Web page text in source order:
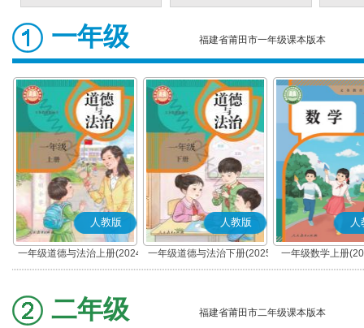
一年级 福建省莆田市一年级课本版本
人教版
一年级道德与法治上册(2024
秋版)(部编版)
人教版
一年级道德与法治下册(2025
春版)(部编版)
人
一年级数学上册
二年级 福建省莆田市二年级课本版本